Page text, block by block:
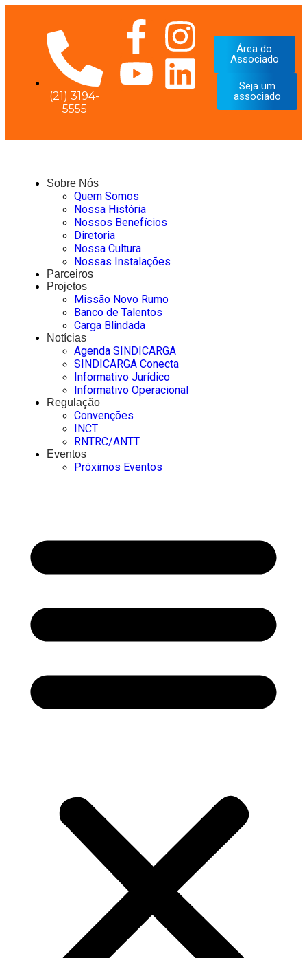
(21) 3194-
5555
Área do
Associado
Seja um
associado
Sobre Nós
Quem Somos
Nossa História
Nossos Benefícios
Diretoria
Nossa Cultura
Nossas Instalações
Parceiros
Projetos
Missão Novo Rumo
Banco de Talentos
Carga Blindada
Notícias
Agenda SINDICARGA
SINDICARGA Conecta
Informativo Jurídico
Informativo Operacional
Regulação
Convenções
INCT
RNTRC/ANTT
Eventos
Próximos Eventos